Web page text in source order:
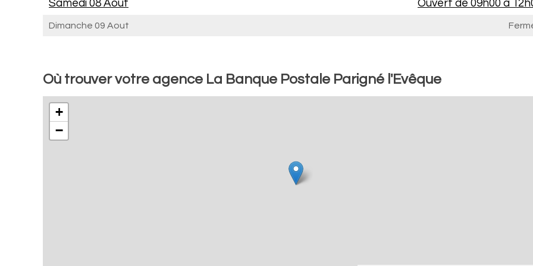
Samedi 08 Aout Ouvert de 09h00 à
Dimanche 09 Aout
Où trouver votre agence La Banque Postale Parigné l'Evêque
+
−